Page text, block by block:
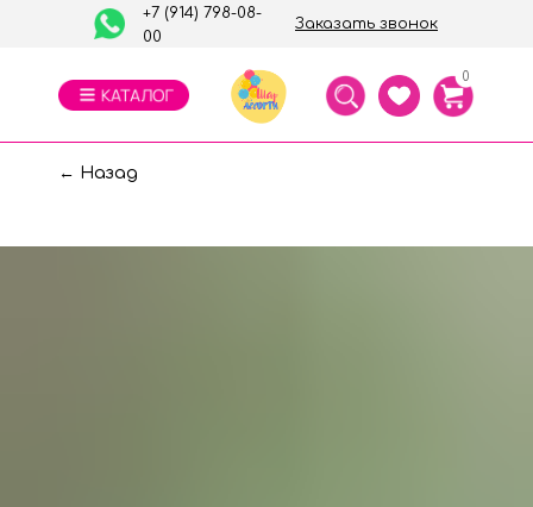
Заказать звонок
+7 (914) 798-08-
00
0
← Назад